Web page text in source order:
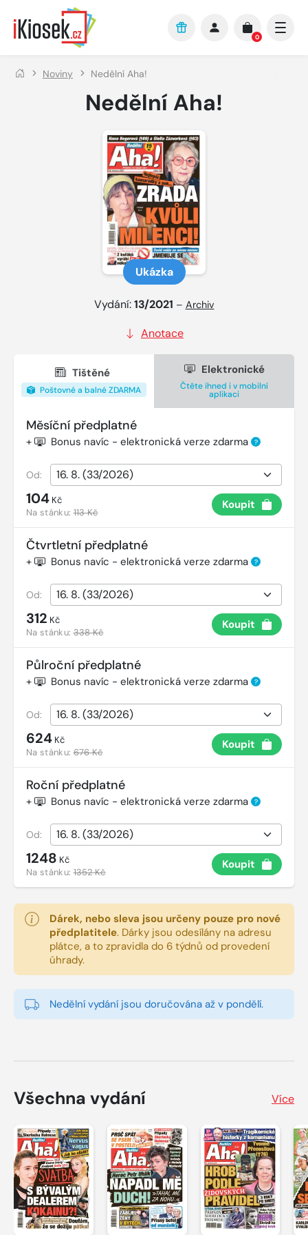
Přejít na hlavní obsah
0
Noviny Nedělní Aha!
Nedělní Aha!
Ukázka
Vydání:13/2021 – Archiv
Anotace
Tištěné
Poštovné a balné ZDARMA
Elektronické
Čtěte ihned i v mobilní
aplikaci
Měsíční předplatné
+ Bonus navíc - elektronická verze zdarma ?
Od:
104 Kč
Na stánku:113 Kč
Koupit
Čtvrtletní předplatné
+ Bonus navíc - elektronická verze zdarma ?
Od:
312 Kč
Na stánku:338 Kč
Koupit
Půlroční předplatné
+ Bonus navíc - elektronická verze zdarma ?
Od:
624 Kč
Na stánku:676 Kč
Koupit
Roční předplatné
+ Bonus navíc - elektronická verze zdarma ?
Od:
1248 Kč
Na stánku:1352 Kč
Koupit
Dárek, nebo sleva jsou určeny pouze pro nové
předplatitele. Dárky jsou odesílány na adresu
plátce, a to zpravidla do 6 týdnů od provedení
úhrady.
Nedělní vydání jsou doručována až v pondělí.
Všechna vydání Více